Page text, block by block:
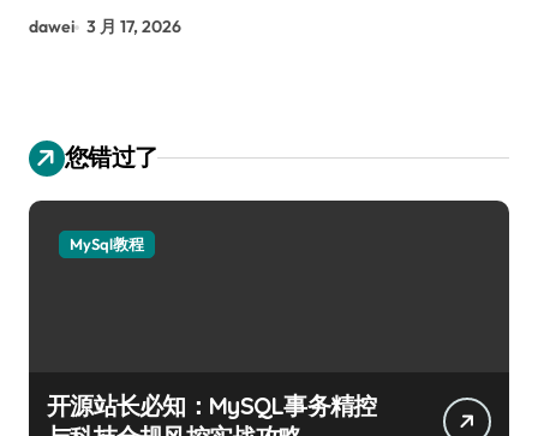
dawei 3 月 17, 2026
您错过了
MySql教程
开源站长必知：MySQL事务精控